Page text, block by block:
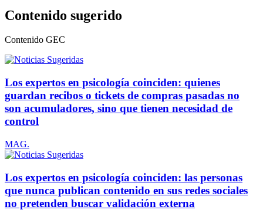
Contenido sugerido
Contenido GEC
Los expertos en psicología coinciden: quienes
guardan recibos o tickets de compras pasadas no
son acumuladores, sino que tienen necesidad de
control
MAG.
Los expertos en psicología coinciden: las personas
que nunca publican contenido en sus redes sociales
no pretenden buscar validación externa